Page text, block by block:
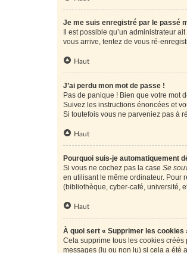
Je me suis enregistré par le passé
Il est possible qu’un administrateur
vous arrive, tentez de vous ré-
Haut
J’ai perdu mon mot de passe !
Pas de panique ! Bien que votre mot
Suivez les instructions énoncées et
Si toutefois vous ne parveniez pas à
Haut
Pourquoi suis-je automatiquement
Si vous ne cochez pas la case Se
en utilisant le même ordinateur. Pour
(bibliothèque, cyber-café, université,
Haut
À quoi sert « Supprimer les cookies
Cela supprime tous les cookies
messages (lu ou non lu) si cela a été